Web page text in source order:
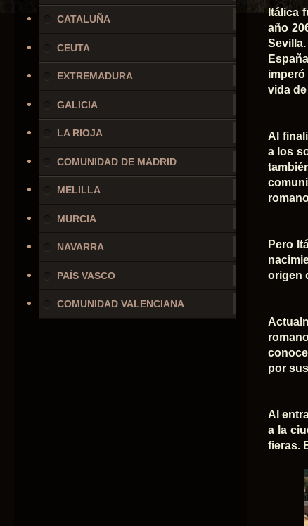
Itálica
año
vida
Al
a los
Pero
origen
por
Al
a la
fieras.
CATALUÑA
CEUTA
EXTREMADURA
GALICIA
LA RIOJA
COMUNIDAD DE MADRID
MELILLA
MURCIA
NAVARRA
PAÍS VASCO
COMUNIDAD VALENCIANA